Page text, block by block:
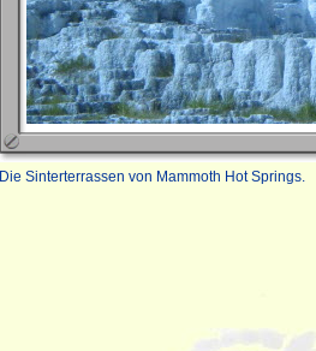
Die Sinterterrassen von Mammoth Hot Springs.